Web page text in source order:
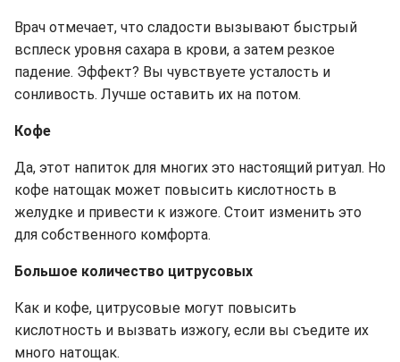
Врач отмечает, что сладости вызывают быстрый
всплеск уровня сахара в крови, а затем резкое
падение. Эффект? Вы чувствуете усталость и
сонливость. Лучше оставить их на потом.
Кофе
Да, этот напиток для многих это настоящий ритуал. Но
кофе натощак может повысить кислотность в
желудке и привести к изжоге. Стоит изменить это
для собственного комфорта.
Большое количество цитрусовых
Как и кофе, цитрусовые могут повысить
кислотность и вызвать изжогу, если вы съедите их
много натощак.